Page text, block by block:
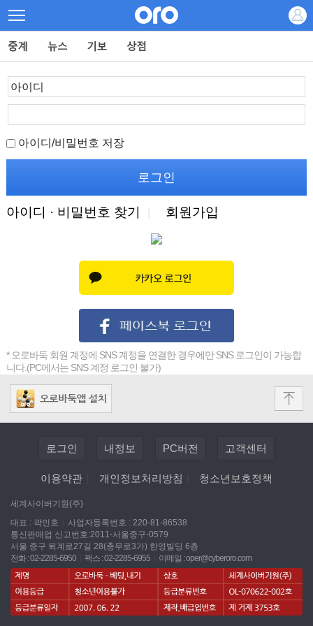
아이디/비밀번호 저장
아이디 · 비밀번호 찾기 회원가입
* 오로바둑 회원 계정에 SNS 계정을 연결한 경우에만 SNS 로그인이 가능합
니다.(PC에서는 SNS 계정 로그인 불가)
로그인 내정보 PC버전 고객센터
이용약관 개인정보처리방침 청소년보호정책
세계사이버기원(주)
대표 : 곽민호
사업자등록번호 : 220-81-86538
통신판매업 신고번호:2011-서울중구-0579
서울 중구 퇴계로27길 28(충무로3가) 한영빌딩 6층
전화 : 02-2285-6950
팩스 : 02-2285-6955 이메일 :oper@cyberoro.com